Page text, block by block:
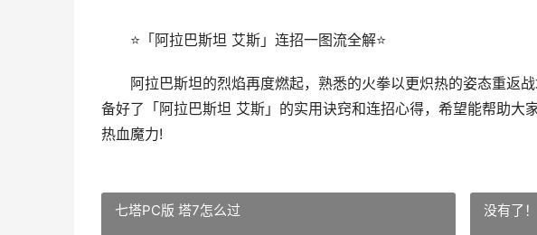
⭐「阿拉巴斯坦 艾斯」连招一图流全解⭐
阿拉巴斯坦的烈焰再度燃起，熟悉的火拳以更炽热的姿态重返战
备好了「阿拉巴斯坦 艾斯」的实用诀窍和连招心得，希望能帮助大
热血魔力!
七塔PC版 塔7怎么过 没有了！